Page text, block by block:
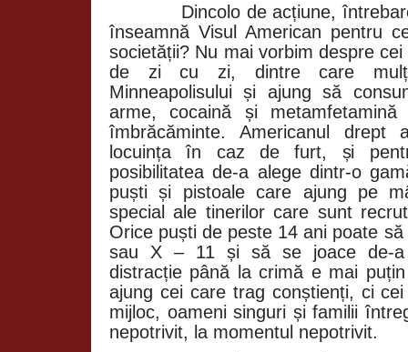
Dincolo de acțiune,
înseamnă Visul American pentru
societății? Nu mai vorbim despre
de zi cu zi, dintre care
Minneapolisului și ajung să
arme, cocaină și
îmbrăcăminte. Americanul drept
locuința în caz de furt, și
posibilitatea de-a alege dintr-o
puști și pistoale care ajung pe
special ale tinerilor care sunt
Orice puști de peste 14 ani poate
sau X – 11 și să se joace de-a
distracție până la crimă e mai
ajung cei care trag conștienți, ci
mijloc, oameni singuri și familii
nepotrivit, la momentul nepotrivit.